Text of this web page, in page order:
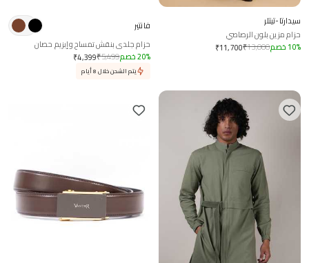
سيدارتا-تيتلر
حزام مزين بلون الرصاصي
₹11,700₹13,000 10% خصم
فانتير
حزام جلدي بنقش تمساح وإبزيم حصان
₹4,399₹5,499 20% خصم
يتم الشحن خلال 8 أيام